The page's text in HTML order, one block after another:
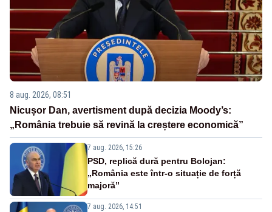
8 aug. 2026, 08:51
Nicușor Dan, avertisment după decizia Moody’s:
„România trebuie să revină la creștere economică”
7 aug. 2026, 15:26
PSD, replică dură pentru Bolojan:
„România este într-o situație de forță
majoră”
7 aug. 2026, 14:51